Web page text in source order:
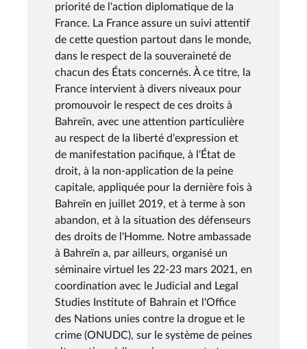
priorité de l'action diplomatique de la
France. La France assure un suivi attentif
de cette question partout dans le monde,
dans le respect de la souveraineté de
chacun des États concernés. À ce titre, la
France intervient à divers niveaux pour
promouvoir le respect de ces droits à
Bahreïn, avec une attention particulière
au respect de la liberté d'expression et
de manifestation pacifique, à l'État de
droit, à la non-application de la peine
capitale, appliquée pour la dernière fois à
Bahreïn en juillet 2019, et à terme à son
abandon, et à la situation des défenseurs
des droits de l'Homme. Notre ambassade
à Bahreïn a, par ailleurs, organisé un
séminaire virtuel les 22-23 mars 2021, en
coordination avec le Judicial and Legal
Studies Institute of Bahrain et l'Office
des Nations unies contre la drogue et le
crime (ONUDC), sur le système de peines